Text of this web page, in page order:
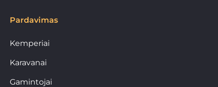
Pardavimas
Kemperiai
Karavanai
Gamintojai